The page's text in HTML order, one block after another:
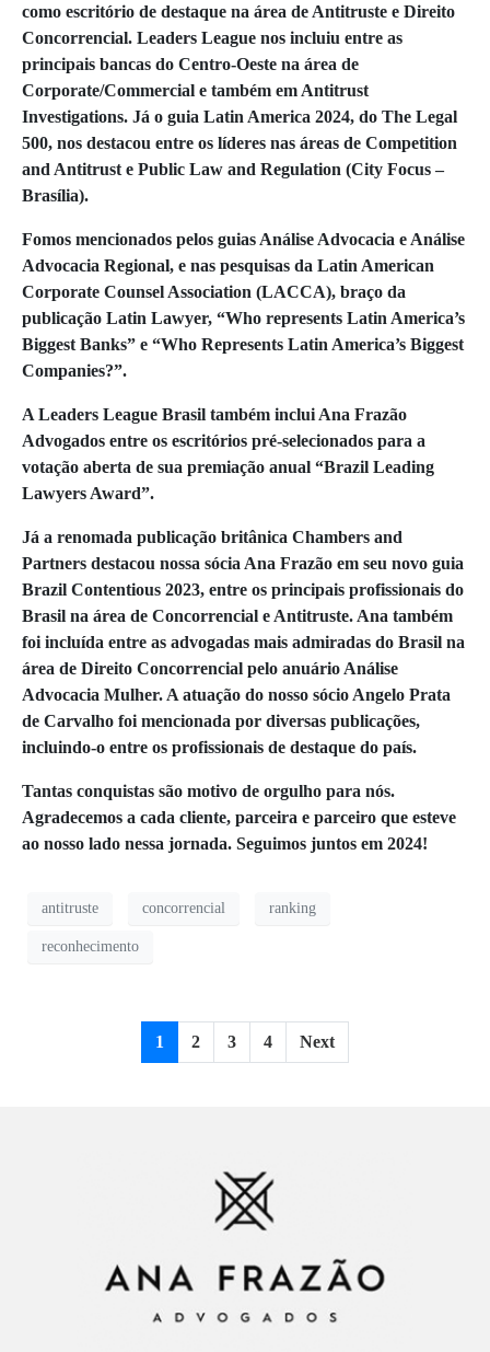
como escritório de destaque na área de Antitruste e Direito
Concorrencial. Leaders League nos incluiu entre as
principais bancas do Centro-Oeste na área de
Corporate/Commercial e também em Antitrust
Investigations. Já o guia Latin America 2024, do The Legal
500, nos destacou entre os líderes nas áreas de Competition
and Antitrust e Public Law and Regulation (City Focus –
Brasília).
Fomos mencionados pelos guias Análise Advocacia e Análise
Advocacia Regional, e nas pesquisas da Latin American
Corporate Counsel Association (LACCA), braço da
publicação Latin Lawyer, “Who represents Latin America’s
Biggest Banks” e “Who Represents Latin America’s Biggest
Companies?”.
A Leaders League Brasil também inclui Ana Frazão
Advogados entre os escritórios pré-selecionados para a
votação aberta de sua premiação anual “Brazil Leading
Lawyers Award”.
Já a renomada publicação britânica Chambers and
Partners destacou nossa sócia Ana Frazão em seu novo guia
Brazil Contentious 2023, entre os principais profissionais do
Brasil na área de Concorrencial e Antitruste. Ana também
foi incluída entre as advogadas mais admiradas do Brasil na
área de Direito Concorrencial pelo anuário Análise
Advocacia Mulher. A atuação do nosso sócio Angelo Prata
de Carvalho foi mencionada por diversas publicações,
incluindo-o entre os profissionais de destaque do país.
Tantas conquistas são motivo de orgulho para nós.
Agradecemos a cada cliente, parceira e parceiro que esteve
ao nosso lado nessa jornada. Seguimos juntos em 2024!
antitruste concorrencial ranking
reconhecimento
1 2 3 4 Next